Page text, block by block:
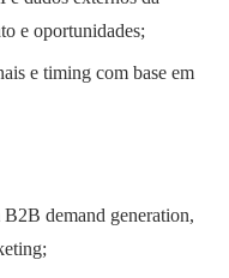
e oportunidades;
e timing com base em
demand generation,